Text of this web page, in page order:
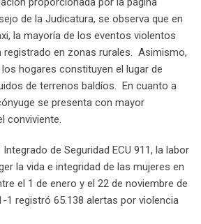
de la Judicatura, se observa que en
la mayoría de los eventos violentos
registrado en zonas rurales. Asimismo,
hogares constituyen el lugar de
de terrenos baldíos. En cuanto a
se presenta con mayor
conviviente.
de Seguridad ECU 911, la labor
la vida e integridad de las mujeres en
el 1 de enero y el 22 de noviembre de
1 registró 65.138 alertas por violencia